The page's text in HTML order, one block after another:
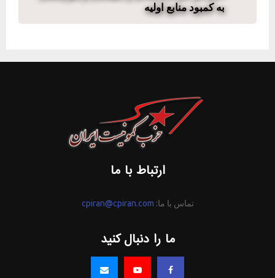
به کمبود منابع اولیه
ارتباط با ما
تماس با ما: cpiran@cpiran.com
ما را دنبال کنید